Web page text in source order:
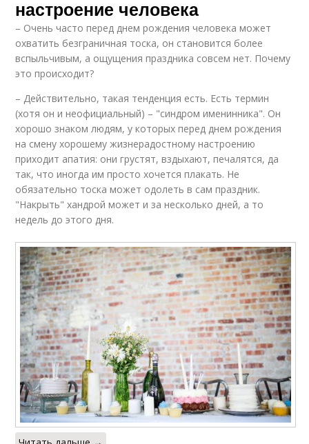
настроение человека
– Очень часто перед днем рождения человека может
охватить безграничная тоска, он становится более
вспыльчивым, а ощущения праздника совсем нет. Почему
это происходит?
– Действительно, такая тенденция есть. Есть термин
(хотя он и неофициальный) – "синдром именинника". Он
хорошо знаком людям, у которых перед днем рождения
на смену хорошему жизнерадостному настроению
приходит апатия: они грустят, вздыхают, печалятся, да
так, что иногда им просто хочется плакать. Не
обязательно тоска может одолеть в сам праздник.
"Накрыть" хандрой может и за несколько дней, а то
недель до этого дня.